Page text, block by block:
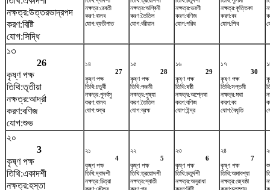
নক্ষত্র:উত্তরভাদ্রপদ
করণ:বিষ্টি
যোগ:সিদ্ধি
নক্ষত্র:রেবতী
করণ:বালব
যোগ:ব্যতীপাত
নক্ষত্র:অশ্বিনী
করণ:তৈতিল
যোগ:বরীয়ান
নক্ষত্র:ভরণী
করণ:বণিজ
যোগ:পরিঘ
নক্ষত্র:কৃত্তিকা
করণ:বব
যোগ:শিব
১৩
26
কৃষ্ণ পক্ষ
তিথি:তৃতীয়া
নক্ষত্র:আর্দ্রা
করণ:বণিজ
যোগ:শুভ
১৪
27
কৃষ্ণ পক্ষ
তিথি:চতুর্থী
নক্ষত্র:পুনর্বসু
করণ:বালব
যোগ:শুক্র
১৫
28
কৃষ্ণ পক্ষ
তিথি:পঞ্চমী
নক্ষত্র:পুষ্যা
করণ:তৈতিল
যোগ:ব্রহ্ম
১৬
29
কৃষ্ণ পক্ষ
তিথি:ষষ্ঠী
নক্ষত্র:অশ্লেষা
করণ:বণিজ
যোগ:ইন্দ্র
১৭
30
কৃষ্ণ পক্ষ
তিথি:সপ্তমী
নক্ষত্র:মঘা
করণ:বব
যোগ:বৈধৃতি
২০
3
কৃষ্ণ পক্ষ
তিথি:একাদশী
নক্ষত্র:হস্তা
২১
4
কৃষ্ণ পক্ষ
তিথি:দ্বাদশী
নক্ষত্র:চিত্রা
২২
5
কৃষ্ণ পক্ষ
তিথি:ত্রয়োদশী
নক্ষত্র:স্বাতী
২৩
6
কৃষ্ণ পক্ষ
তিথি:চতুর্দশী
নক্ষত্র:অনুরাধা
২৪
7
কৃষ্ণ পক্ষ
তিথি:অমাবশ্যা
নক্ষত্র:জ্যেষ্ঠা